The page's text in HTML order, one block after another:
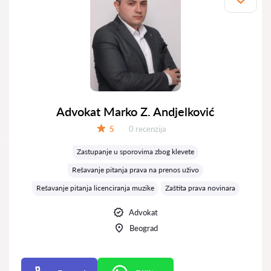
Advokat Marko Z. Andjelković
5 Recenzija:
0 recenzija
Zastupanje u sporovima zbog klevete
Rešavanje pitanja prava na prenos uživo
Rešavanje pitanja licenciranja muzike
Zaštita prava novinara
Advokat
Beograd